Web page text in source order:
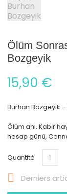
Ölüm
Bozgeyik
15,90 €
Burhan Bozgeyik -
Ölüm anı, Kabir
hesap günü,
Quantité
 Derniers